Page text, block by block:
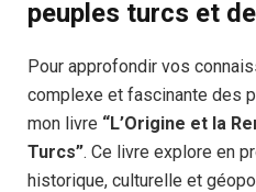
peuples turcs et
Pour approfondir vos
complexe et fascinante des
mon livre “L’Origine et la
Turcs”. Ce livre explore en
historique, culturelle et